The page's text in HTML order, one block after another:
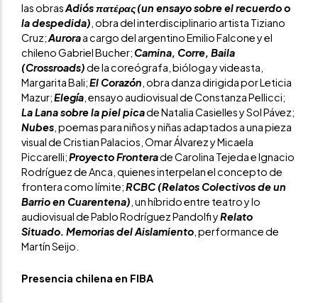
las obrasAdiós πατέρας(un ensayo sobre el recuerdo o
la despedida) , obra del interdisciplinario artista Tiziano
Cruz;Auroraa cargo del argentino Emilio Falcone y el
chileno Gabriel Bucher; Camina, Corre, Baila
(Crossroads)de la coreógrafa, bióloga y videasta,
Margarita Bali;El Corazón , obra danza dirigida por Leticia
Mazur;Elegía , ensayo audiovisual de Constanza Pellicci;
La Lana sobre la piel picade Natalia Casielles y Sol Pávez;
Nubes , poemas para niños y niñas adaptados a una pieza
visual de Cristian Palacios, Omar Álvarez y Micaela
Piccarelli;Proyecto Fronterade Carolina Tejeda e Ignacio
Rodríguez de Anca, quienes interpelan el concepto de
frontera como límite;RCBC (Relatos Colectivos de un
Barrio en Cuarentena) , un híbrido entre teatro y lo
audiovisual de Pablo Rodríguez Pandolfi yRelato
Situado. Memorias del Aislamiento , performance de
Martín Seijo.
Presencia chilena en FIBA